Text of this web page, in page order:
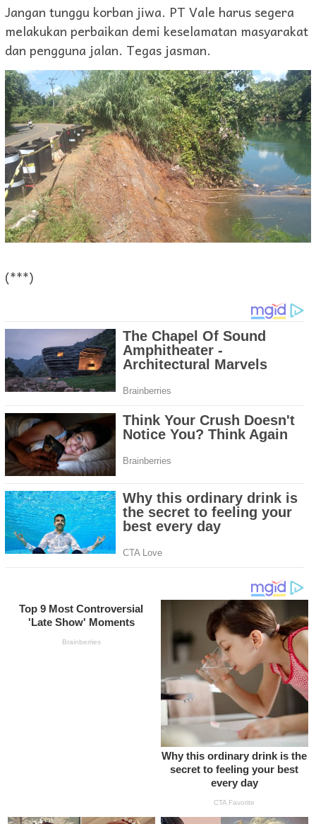
Jangan tunggu korban jiwa. PT Vale harus segera
melakukan perbaikan demi keselamatan masyarakat
dan pengguna jalan. Tegas jasman.
(***)